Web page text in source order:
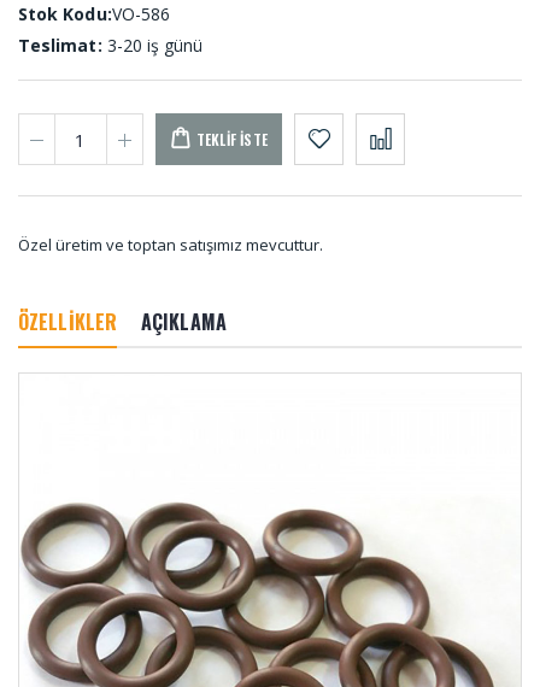
Stok Kodu:VO-586
Teslimat: 3-20 iş günü
TEKLIF İSTE
Özel üretim ve toptan satışımız mevcuttur.
ÖZELLİKLER AÇIKLAMA